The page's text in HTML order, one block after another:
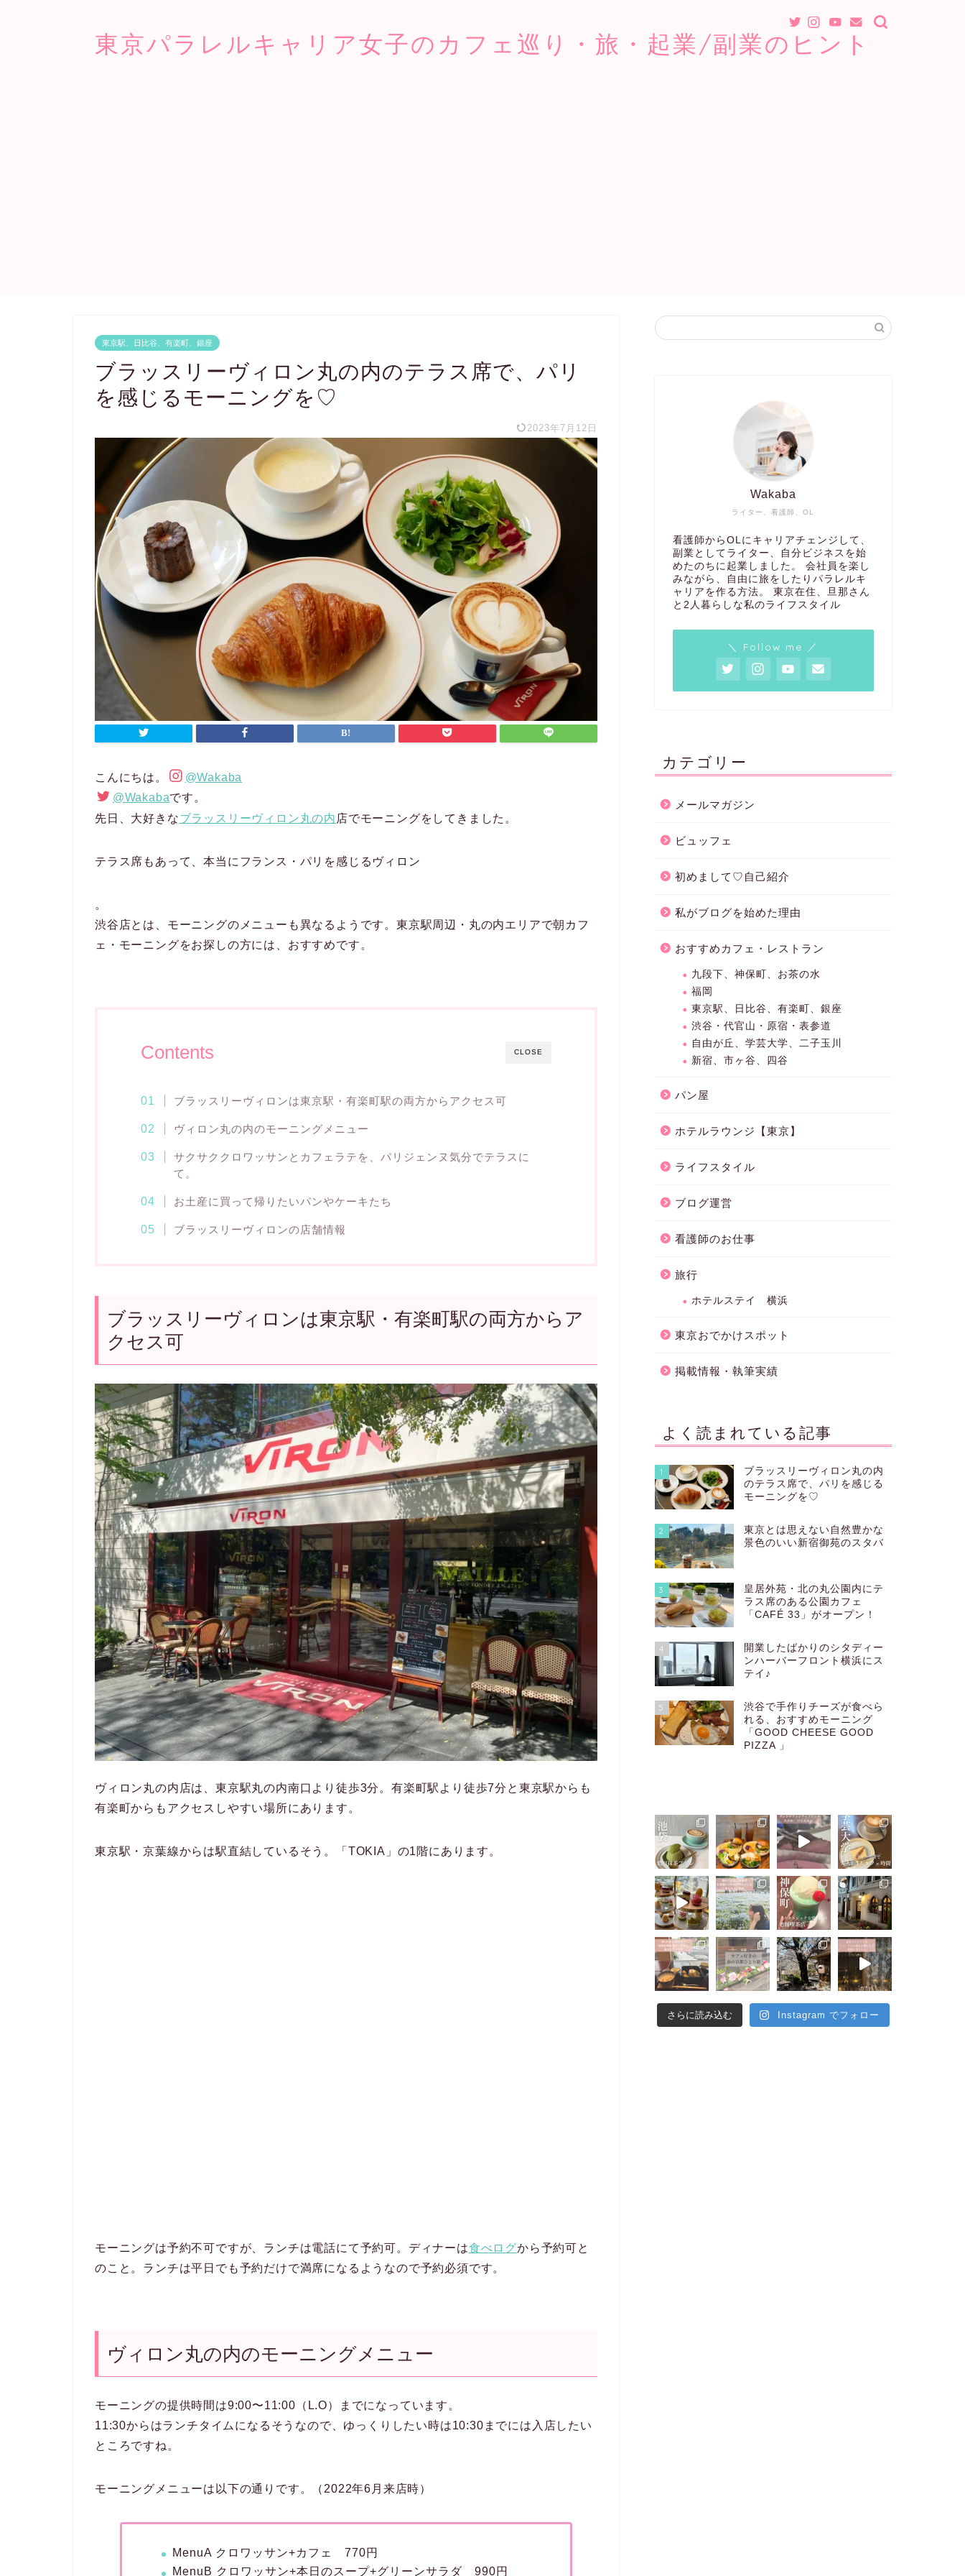
東京パラレルキャリア女子のカフェ巡り・旅・起業/副業のヒント
東京駅、日比谷、有楽町、銀座
ブラッスリーヴィロン丸の内のテラス席で、パリ
を感じるモーニングを♡
2023年7月12日
こんにちは。
@Wakaba
@Wakabaです。
先日、大好きなブラッスリーヴィロン丸の内 店でモーニングをしてきました。
テラス席もあって、本当にフランス・パリを感じるヴィロン
。
渋谷店とは、モーニングのメニューも異なるようです。東京駅周辺・丸の内エリアで朝カフ
ェ・モーニングをお探しの方には、おすすめです。
CLOSE
Contents
ブラッスリーヴィロンは東京駅・有楽町駅の両方からアクセス可
ヴィロン丸の内のモーニングメニュー
サクサククロワッサンとカフェラテを、パリジェンヌ気分でテラスに
て。
お土産に買って帰りたいパンやケーキたち
ブラッスリーヴィロンの店舗情報
ブラッスリーヴィロンは東京駅・有楽町駅の両方からア
クセス可
ヴィロン丸の内店は、東京駅丸の内南口より徒歩3分。有楽町駅より徒歩7分と東京駅からも
有楽町からもアクセスしやすい場所にあります。
東京駅・京葉線からは駅直結しているそう。「TOKIA」の1階にあります。
モーニングは予約不可ですが、ランチは電話にて予約可。ディナーは食べログから予約可と
のこと。ランチは平日でも予約だけで満席になるようなので予約必須です。
ヴィロン丸の内のモーニングメニュー
モーニングの提供時間は9:00〜11:00（L.O）までになっています。
11:30からはランチタイムになるそうなので、ゆっくりしたい時は10:30までには入店したい
ところですね。
モーニングメニューは以下の通りです。（2022年6月来店時）
MenuA クロワッサン+カフェ 770円
MenuB クロワッサン+本日のスープ+グリーンサラダ 990円
ライター、看護師、OL
Wakaba
看護師からOLにキャリアチェンジして、
副業としてライター、自分ビジネスを始
めたのちに起業しました。 会社員を楽し
みながら、自由に旅をしたりパラレルキ
ャリアを作る方法。 東京在住、旦那さん
と2人暮らしな私のライフスタイル
＼ Follow me ／
カテゴリー
メールマガジン
ビュッフェ
初めまして♡自己紹介
私がブログを始めた理由
おすすめカフェ・レストラン
九段下、神保町、お茶の水
福岡
東京駅、日比谷、有楽町、銀座
渋谷・代官山・原宿・表参道
自由が丘、学芸大学、二子玉川
新宿、市ヶ谷、四谷
パン屋
ホテルラウンジ【東京】
ライフスタイル
ブログ運営
看護師のお仕事
旅行
ホテルステイ 横浜
東京おでかけスポット
掲載情報・執筆実績
よく読まれている記事
1
ブラッスリーヴィロン丸の内
のテラス席で、パリを感じる
モーニングを♡
2
東京とは思えない自然豊かな
景色のいい新宿御苑のスタバ
3
皇居外苑・北の丸公園内にテ
ラス席のある公園カフェ
「CAFÉ 33」がオープン！
4
開業したばかりのシタディー
ンハーバーフロント横浜にス
テイ♪
5
渋谷で手作りチーズが食べら
れる、おすすめモーニング
「GOOD CHEESE GOOD
PIZZA 」
さらに読み込む Instagram でフォロー